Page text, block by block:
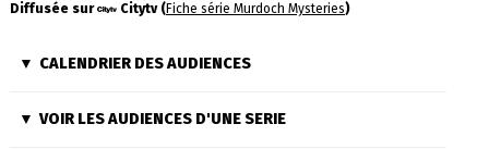
Diffusée sur Citytv ( Fiche série Murdoch Mysteries)
CALENDRIER DES AUDIENCES
VOIR LES AUDIENCES D'UNE SERIE